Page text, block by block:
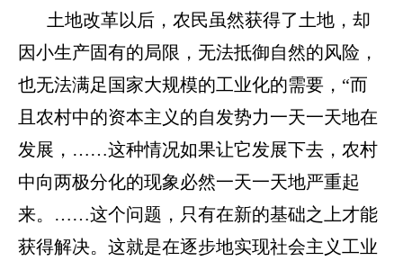
土地改革以后，农民虽然获得了土地，却
因小生产固有的局限，无法抵御自然的风险，
也无法满足国家大规模的工业化的需要， “而
且农村中的资本主义的自发势力一天一天地在
发展，……这种情况如果让它发展下去，农村
中向两极分化的现象必然一天一天地严重起
来。……这个问题，只有在新的基础之上才能
获得解决。这就是在逐步地实现社会主义工业